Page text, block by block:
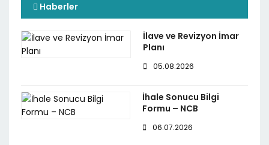
Haberler
İlave ve Revizyon İmar
Planı
05.08.2026
İhale Sonucu Bilgi
Formu – NCB
06.07.2026